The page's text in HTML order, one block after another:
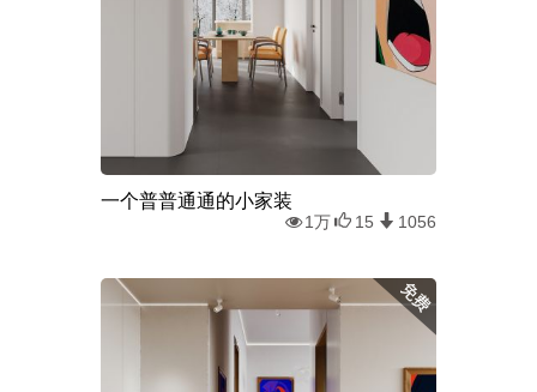
一个普普通通的小家装
1万 15 1056